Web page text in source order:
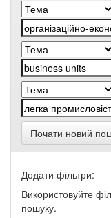
Почати новий
Додати фільтри:
Використовуйте
пошуку.